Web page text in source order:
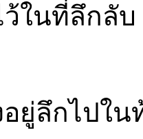
ในที่ลึกลั
ยู่ลึกไปใ